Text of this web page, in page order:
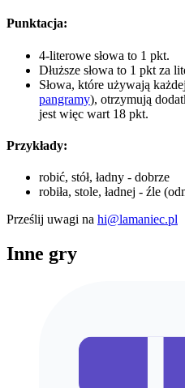
Punktacja:
4-literowe słowa to 1 pkt.
Dłuższe słowa to 1 pkt za
Słowa, które używają
pangramy), otrzymują
jest więc wart 18 pkt.
Przykłady:
robić, stół, ładny - dobrze
robiła, stole, ładnej - źle
Prześlij uwagi na hi@lamaniec.pl
Inne gry